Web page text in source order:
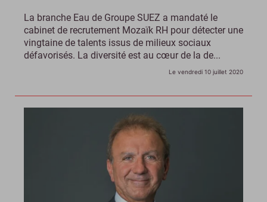
La branche Eau de Groupe SUEZ a mandaté le
cabinet de recrutement Mozaïk RH pour détecter une
vingtaine de talents issus de milieux sociaux
défavorisés. La diversité est au cœur de la de...
Le vendredi 10 juillet 2020